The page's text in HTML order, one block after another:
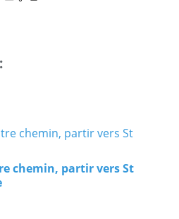
chemin, partir vers St